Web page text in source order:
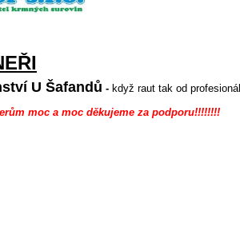
U Šafandů - když raut tak od
moc a moc děkujeme za podporu!!!!!!!!